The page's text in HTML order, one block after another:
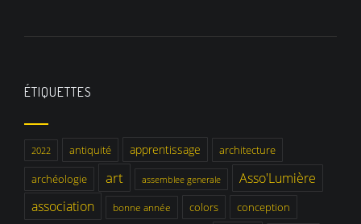
ÉTIQUETTES
2022 antiquité apprentissage
architecture
archéologie
art assemblee generale
Asso'Lumière
association
bonne année colors conception